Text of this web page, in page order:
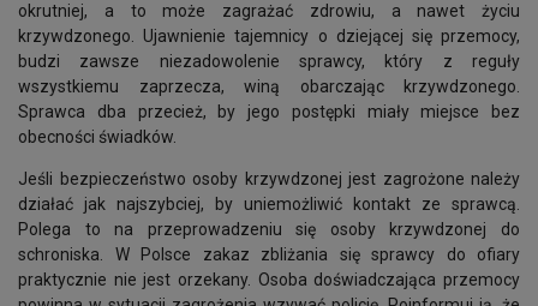
okrutniej, a to może zagrażać zdrowiu, a nawet życiu
krzywdzonego. Ujawnienie tajemnicy o dziejącej się przemocy,
budzi zawsze niezadowolenie sprawcy, który z reguły
wszystkiemu zaprzecza, winą obarczając krzywdzonego.
Sprawca dba przecież, by jego postępki miały miejsce bez
obecności świadków.
Jeśli bezpieczeństwo osoby krzywdzonej jest zagrożone należy
działać jak najszybciej, by uniemożliwić kontakt ze sprawcą.
Polega to na przeprowadzeniu się osoby krzywdzonej do
schroniska. W Polsce zakaz zbliżania się sprawcy do ofiary
praktycznie nie jest orzekany. Osoba doświadczająca przemocy